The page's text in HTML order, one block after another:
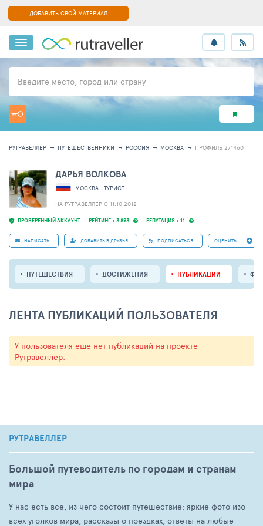
ДОБАВИТЬ СВОЙ МАТЕРИАЛ
Введите место, город или страну
РУТРАВЕЛЛЕР ПУТЕШЕСТВЕННИКИ РОССИЯ МОСКВА ПРОФИЛЬ 271460
ПРОВЕРЕННЫЙ АККАУНТ РЕЙТИНГ + 3 893 РЕПУТАЦИЯ + 11
ДАРЬЯ ВОЛКОВА
МОСКВА
ТУРИСТ
НА РУТРАВЕЛЛЕР C 11.10.2012
НАПИСАТЬ ДОБАВИТЬ В ДРУЗЬЯ ПОДПИСАТЬСЯ ОЦЕНИТЬ
ПУТЕШЕСТВИЯ ДОСТИЖЕНИЯ ПУБЛИКАЦИИ
ЛЕНТА ПУБЛИКАЦИЙ ПОЛЬЗОВАТЕЛЯ
У пользователя еще нет публикаций на проекте
Рутравеллер.
РУТРАВЕЛЛЕР
Большой путеводитель по городам и странам
мира
У нас есть всё, из чего состоит путешествие: яркие фото изо
всех уголков мира, рассказы о поездках, ответы на любые